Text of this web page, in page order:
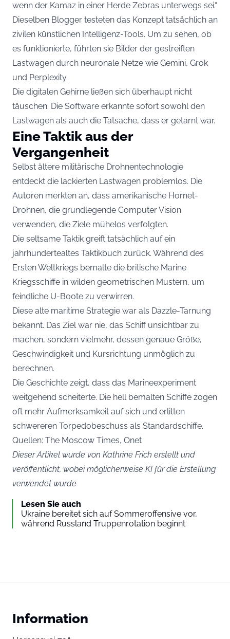
wenn der Kamaz in einer Herde Zebras unterwegs sei.“
Dieselben Blogger testeten das Konzept tatsächlich an
zivilen künstlichen Intelligenz-Tools. Um zu sehen, ob
es funktionierte, führten sie Bilder der gestreiften
Lastwagen durch neuronale Netze wie Gemini, Grok
und Perplexity.
Die digitalen Gehirne ließen sich überhaupt nicht
täuschen. Die Software erkannte sofort sowohl den
Lastwagen als auch die Tatsache, dass er getarnt war.
Eine Taktik aus der
Vergangenheit
Selbst ältere militärische Drohnentechnologie
entdeckt die lackierten Lastwagen problemlos. Die
Autoren merkten an, dass amerikanische Hornet-
Drohnen, die grundlegende Computer Vision
verwenden, die Ziele mühelos verfolgten.
Die seltsame Taktik greift tatsächlich auf ein
jahrhundertealtes Taktikbuch zurück. Während des
Ersten Weltkriegs bemalte die britische Marine
Kriegsschiffe in wilden geometrischen Mustern, um
feindliche U-Boote zu verwirren.
Diese alte maritime Strategie war als Dazzle-Tarnung
bekannt. Das Ziel war nie, das Schiff unsichtbar zu
machen, sondern vielmehr, dessen genaue Größe,
Geschwindigkeit und Kursrichtung unmöglich zu
berechnen.
Die Geschichte zeigt, dass das Marineexperiment
weitgehend scheiterte. Die hell bemalten Schiffe zogen
oft mehr Aufmerksamkeit auf sich und erlitten
schwereren Torpedobeschuss als Standardschiffe.
Quellen: The Moscow Times, Onet
Dieser Artikel wurde von Kathrine Frich erstellt und
veröffentlicht, wobei möglicherweise KI für die Erstellung
verwendet wurde
Lesen Sie auch
Ukraine bereitet sich auf Sommeroffensive vor,
während Russland Truppenrotation beginnt
Information